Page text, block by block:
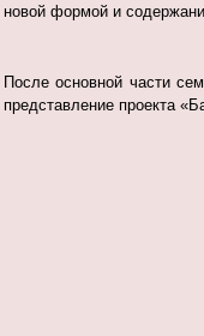
новой формой и
После основной части
представление проекта